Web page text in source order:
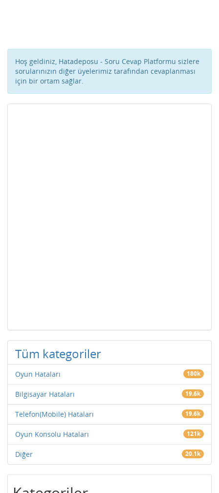
Hoş geldiniz, Hatadeposu - Soru Cevap Platformu sizlere
sorularınızın diğer üyelerimiz tarafından cevaplanması
için bir ortam sağlar.
Tüm kategoriler
Oyun Hataları 180k
Bilgisayar Hataları 19.6k
Telefon(Mobile) Hataları 19.6k
Oyun Konsolu Hataları 121k
Diğer 20.1k